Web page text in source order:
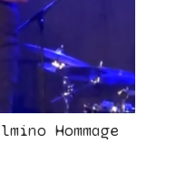
Hommage